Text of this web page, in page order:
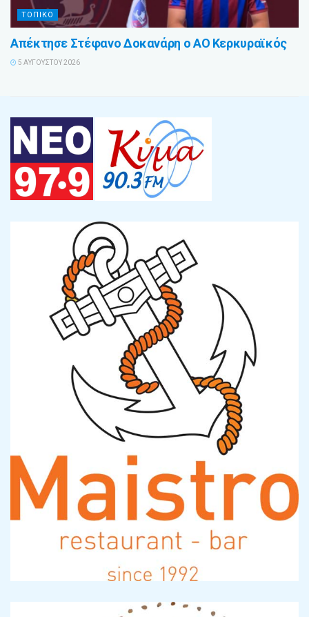
ΤΟΠΙΚΟ
Απέκτησε Στέφανο Δοκανάρη ο ΑΟ Κερκυραϊκός
5 ΑΥΓΟΎΣΤΟΥ 2026